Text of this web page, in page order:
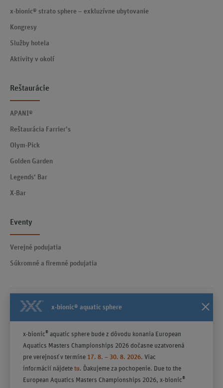
x-bionic® aquatic sphere
x-bionic® aquatic sphere bude z dôvodu konania European
Aquatics Masters Championships 2026 dočasne uzatvorená
pre verejnosť v termíne 17. 8. – 30. 8. 2026. Viac
informácií nájdete tu. Ďakujeme za pochopenie. Due to the
European Aquatics Masters Championships 2026, x-bionic®
x-bionic® strato sphere – exkluzívne ubytovanie
Kongresy
Služby hotela
Aktivity v okolí
Reštaurácie
APANI®
Reštaurácia Farrier’s
Olym-Pick
Golden Garden
Legends‘ Bar
X-Bar
Eventy
Verejné podujatia
Súkromné a firemné podujatia
Kontakty
Poučenie
Politika ochrany súkromia